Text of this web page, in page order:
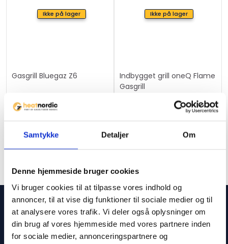
Samtykke Detaljer Om
Denne hjemmeside bruger cookies
Vi bruger cookies til at tilpasse vores indhold og
annoncer, til at vise dig funktioner til sociale medier og til
at analysere vores trafik. Vi deler også oplysninger om
din brug af vores hjemmeside med vores partnere inden
for sociale medier, annonceringspartnere og
Ikke på lager
Gasgrill Bluegaz Z6
3269kr.
Ikke på lager
Indbygget grill oneQ Flame
Gasgrill
Service
Sporgsmål og svar